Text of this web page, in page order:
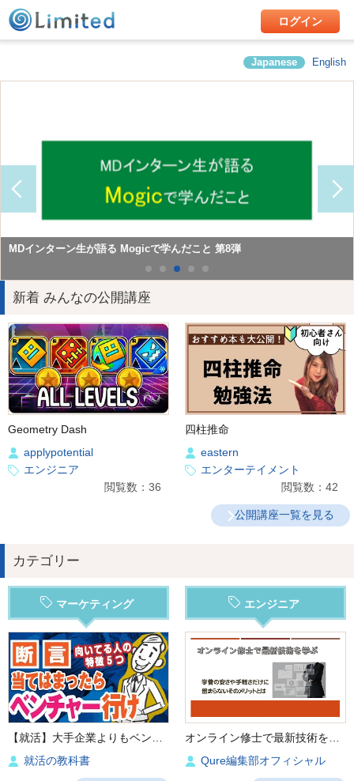
ログイン
Japanese English
Mogicで学んだこと第12弾 広報チームインターン
ン）チームインターン
と
MDインターン生が語る Mogicで学んだこと 第8弾
新着 みんなの公開講座
Geometry Dash
applypotential
エンジニア
閲覧数：36
四柱推命
eastern
エンターテイメント
閲覧数：42
公開講座一覧を見る
カテゴリー
マーケティング
【就活】大手企業よりもベンチャー企業に向いている人の特徴５つ‼︎
就活の教科書
エンジニア
オンライン修士で最新技術を学ぶ
Qure編集部オフィシャル